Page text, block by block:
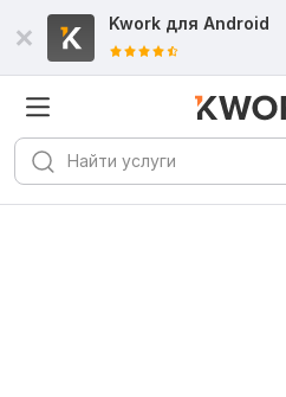
Kwork для Android